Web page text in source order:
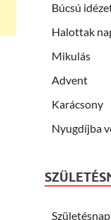
Búcsú
Halottak
Mikulás
Advent
Karácsony
Nyugdíjba